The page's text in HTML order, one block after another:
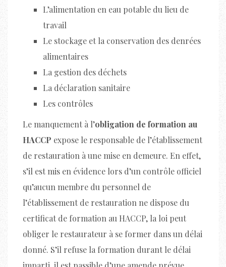
L’alimentation en eau potable du lieu de
travail
Le stockage et la conservation des denrées
alimentaires
La gestion des déchets
La déclaration sanitaire
Les contrôles
Le manquement à l’obligation de formation au
HACCP expose le responsable de l’établissement
de restauration à une mise en demeure. En effet,
s’il est mis en évidence lors d’un contrôle officiel
qu’aucun membre du personnel de
l’établissement de restauration ne dispose du
certificat de formation au HACCP, la loi peut
obliger le restaurateur à se former dans un délai
donné. S’il refuse la formation durant le délai